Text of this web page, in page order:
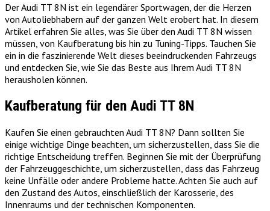
Der Audi TT 8N ist ein legendärer Sportwagen, der die Herzen
von Autoliebhabern auf der ganzen Welt erobert hat. In diesem
Artikel erfahren Sie alles, was Sie über den Audi TT 8N wissen
müssen, von Kaufberatung bis hin zu Tuning-Tipps. Tauchen Sie
ein in die faszinierende Welt dieses beeindruckenden Fahrzeugs
und entdecken Sie, wie Sie das Beste aus Ihrem Audi TT 8N
herausholen können.
Kaufberatung für den Audi TT 8N
Kaufen Sie einen gebrauchten Audi TT 8N? Dann sollten Sie
einige wichtige Dinge beachten, um sicherzustellen, dass Sie die
richtige Entscheidung treffen. Beginnen Sie mit der Überprüfung
der Fahrzeuggeschichte, um sicherzustellen, dass das Fahrzeug
keine Unfälle oder andere Probleme hatte. Achten Sie auch auf
den Zustand des Autos, einschließlich der Karosserie, des
Innenraums und der technischen Komponenten.